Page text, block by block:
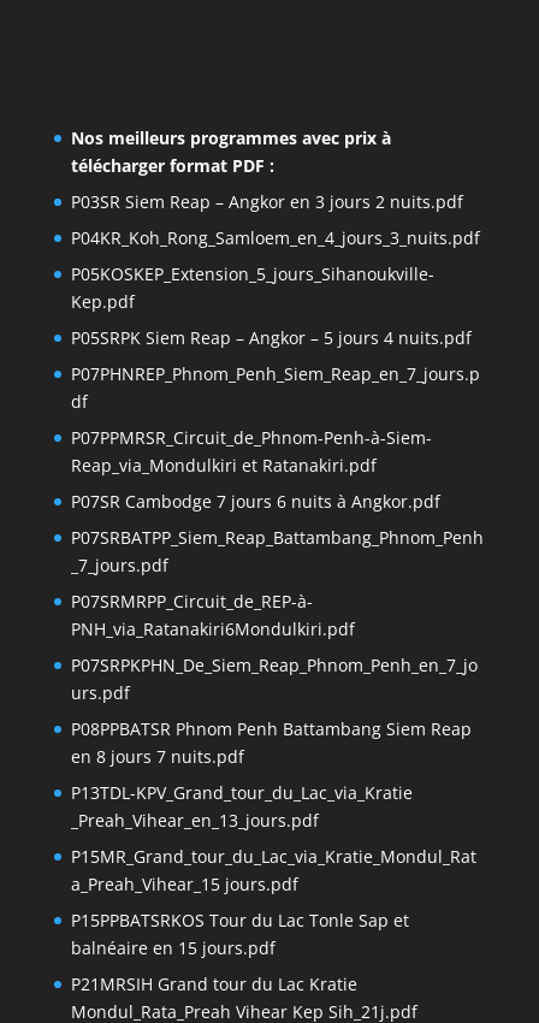
Nos meilleurs programmes avec prix à
télécharger format PDF :
P03SR Siem Reap – Angkor en 3 jours 2 nuits.pdf
P04KR_Koh_Rong_Samloem_en_4_jours_3_nuits.pdf
P05KOSKEP_Extension_5_jours_Sihanoukville-
Kep.pdf
P05SRPK Siem Reap – Angkor – 5 jours 4 nuits.pdf
P07PHNREP_Phnom_Penh_Siem_Reap_en_7_jours.p
df
P07PPMRSR_Circuit_de_Phnom-Penh-à-Siem-
Reap_via_Mondulkiri et Ratanakiri.pdf
P07SR Cambodge 7 jours 6 nuits à Angkor.pdf
P07SRBATPP_Siem_Reap_Battambang_Phnom_Penh
_7_jours.pdf
P07SRMRPP_Circuit_de_REP-à-
PNH_via_Ratanakiri6Mondulkiri.pdf
P07SRPKPHN_De_Siem_Reap_Phnom_Penh_en_7_jo
urs.pdf
P08PPBATSR Phnom Penh Battambang Siem Reap
en 8 jours 7 nuits.pdf
P13TDL-KPV_Grand_tour_du_Lac_via_Kratie
_Preah_Vihear_en_13_jours.pdf
P15MR_Grand_tour_du_Lac_via_Kratie_Mondul_Rat
a_Preah_Vihear_15 jours.pdf
P15PPBATSRKOS Tour du Lac Tonle Sap et
balnéaire en 15 jours.pdf
P21MRSIH Grand tour du Lac Kratie
Mondul_Rata_Preah Vihear Kep Sih_21j.pdf